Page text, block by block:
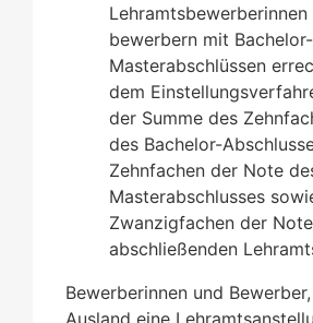
Lehramtsbewerberinnen
bewerbern mit
Masterabschlüssen
dem
der Summe des
des Bachelor-
Zehnfachen der Note
Masterabschlusses
Zwanzigfachen der
abschließenden
Bewerberinnen und
Ausland eine